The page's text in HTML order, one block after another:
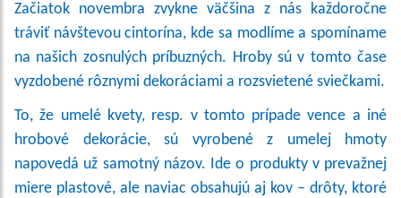
Začiatok novembra zvykne väčšina z nás každoročne
tráviť návštevou cintorína, kde sa modlíme a spomíname
na našich zosnulých príbuzných. Hroby sú v tomto čase
vyzdobené rôznymi dekoráciami a rozsvietené sviečkami.
To, že umelé kvety, resp. v tomto prípade vence a iné
hrobové dekorácie, sú vyrobené z umelej hmoty
napovedá už samotný názov. Ide o produkty v prevažnej
miere plastové, ale naviac obsahujú aj kov – drôty, ktoré